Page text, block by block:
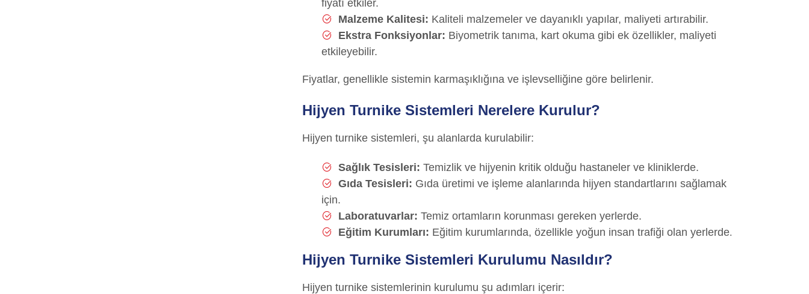
fiyatı etkiler.
Malzeme Kalitesi: Kaliteli malzemeler ve dayanıklı yapılar, maliyeti artırabilir.
Ekstra Fonksiyonlar: Biyometrik tanıma, kart okuma gibi ek özellikler, maliyeti
etkileyebilir.
Fiyatlar, genellikle sistemin karmaşıklığına ve işlevselliğine göre belirlenir.
Hijyen Turnike Sistemleri Nerelere Kurulur?
Hijyen turnike sistemleri, şu alanlarda kurulabilir:
Sağlık Tesisleri: Temizlik ve hijyenin kritik olduğu hastaneler ve kliniklerde.
Gıda Tesisleri: Gıda üretimi ve işleme alanlarında hijyen standartlarını sağlamak
için.
Laboratuvarlar: Temiz ortamların korunması gereken yerlerde.
Eğitim Kurumları: Eğitim kurumlarında, özellikle yoğun insan trafiği olan yerlerde.
Hijyen Turnike Sistemleri Kurulumu Nasıldır?
Hijyen turnike sistemlerinin kurulumu şu adımları içerir: